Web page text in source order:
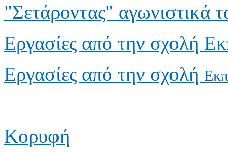
"Σετάροντας" αγωνιστικά
Εργασίες από την σχολή
Εργασίες από την σχολή
Κορυφή